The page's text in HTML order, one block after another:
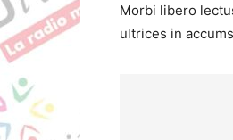
Morbi libero
ultrices in